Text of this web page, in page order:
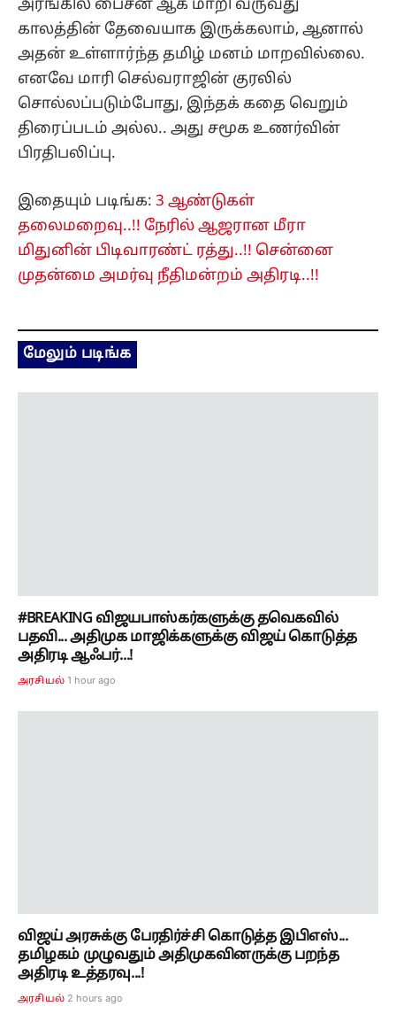
அரங்கில் பைசன் ஆக மாறி வருவது
காலத்தின் தேவையாக இருக்கலாம், ஆனால்
அதன் உள்ளார்ந்த தமிழ் மனம் மாறவில்லை.
எனவே மாரி செல்வராஜின் குரலில்
சொல்லப்படும்போது, இந்தக் கதை வெறும்
திரைப்படம் அல்ல.. அது சமூக உணர்வின்
பிரதிபலிப்பு.
இதையும் படிங்க: 3 ஆண்டுகள்
தலைமறைவு..!! நேரில் ஆஜரான மீரா
மிதுனின் பிடிவாரண்ட் ரத்து..!! சென்னை
முதன்மை அமர்வு நீதிமன்றம் அதிரடி..!!
மேலும் படிங்க
#BREAKING விஜயபாஸ்கர்களுக்கு தவெகவில்
பதவி... அதிமுக மாஜிக்களுக்கு விஜய் கொடுத்த
அதிரடி ஆஃபர்...!
அரசியல் 1 hour ago
விஜய் அரசுக்கு பேரதிர்ச்சி கொடுத்த இபிஎஸ்...
தமிழகம் முழுவதும் அதிமுகவினருக்கு பறந்த
அதிரடி உத்தரவு...!
அரசியல் 2 hours ago